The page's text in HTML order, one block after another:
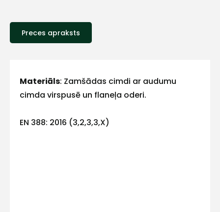
Preces apraksts
Materiāls: Zamšādas cimdi ar audumu
cimda virspusē un flaneļa oderi.
EN 388: 2016 (3,2,3,3,X)
iespējas
ātrāk